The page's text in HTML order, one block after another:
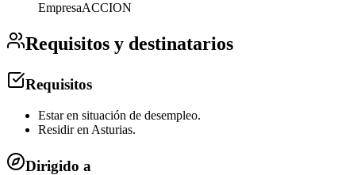
EmpresaACCION
Requisitos y destinatarios
Requisitos
Estar en situación de desempleo.
Residir en Asturias.
Dirigido a